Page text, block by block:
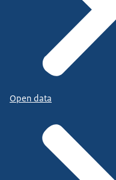
Open data